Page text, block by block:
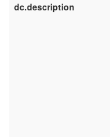
dc.description